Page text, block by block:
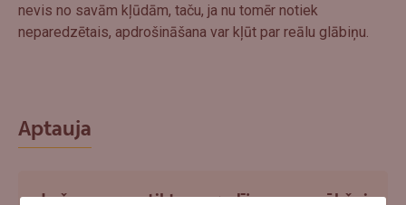
nevis no savām kļūdām, taču, ja nu tomēr notiek
neparedzētais, apdrošināšana var kļūt par reālu glābiņu.
Aptauja